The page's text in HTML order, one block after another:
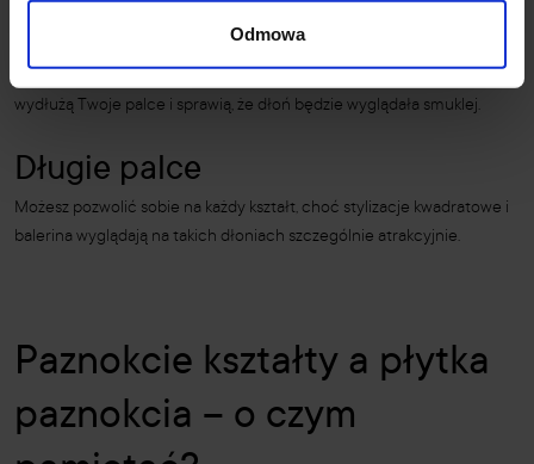
Odmowa
wydłużą Twoje palce i sprawią, że dłoń będzie wyglądała smuklej.
Długie palce
Możesz pozwolić sobie na każdy kształt, choć stylizacje kwadratowe i
balerina wyglądają na takich dłoniach szczególnie atrakcyjnie.
Paznokcie kształty a płytka
paznokcia – o czym